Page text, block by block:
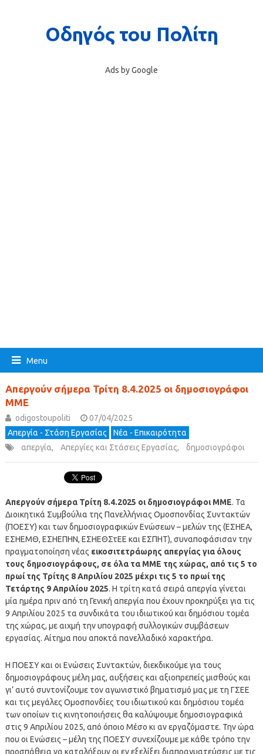
Ads by Google
Menu
Απεργούν σήμερα Τρίτη 8.4.2025 οι δημοσιογράφοι
ΜΜΕ
odigostoupoliti
07/04/2025
Απεργία - Στάση Εργασίας
Νέα - Επικαιρότητα
απεργία, Απεργίες και Στάσεις Εργασίας, δημοσιογράφοι
Απεργούν σήμερα Τρίτη 8.4.2025 οι δημοσιογράφοι ΜΜΕ. Τα
Διοικητικά Συμβούλια της Πανελλήνιας Ομοσπονδίας Συντακτών
(ΠΟΕΣΥ) και των δημοσιογραφικών Ενώσεων – μελών της (ΕΣΗΕΑ,
ΕΣΗΕΜΘ, ΕΣΗΕΠΗΝ, ΕΣΗΕΘΣτΕΕ και ΕΣΠΗΤ), συναποφάσισαν την
πραγματοποίηση νέας εικοσιτετράωρης απεργίας για όλους
τους δημοσιογράφους, σε όλα τα ΜΜΕ της χώρας, από τις 5 το
πρωί της Τρίτης 8 Απριλίου 2025 μέχρι τις 5 το πρωί της
Τετάρτης 9 Απριλίου 2025. Η τρίτη κατά σειρά απεργία γίνεται
μία ημέρα πριν από τη Γενική απεργία που έχουν προκηρύξει για τις
9 Απριλίου 2025 τα συνδικάτα του ιδιωτικού και δημόσιου τομέα
της χώρας, με αιχμή την υπογραφή συλλογικών συμβάσεων
εργασίας. Αίτημα που αποκτά πανελλαδικό χαρακτήρα.
Η ΠΟΕΣΥ και οι Ενώσεις Συντακτών, διεκδικούμε για τους
δημοσιογράφους μέλη μας, αυξήσεις και αξιοπρεπείς μισθούς και
γι’ αυτό συντονίζουμε τον αγωνιστικό βηματισμό μας με τη ΓΣΕΕ
και τις μεγάλες Ομοσπονδίες του ιδιωτικού και δημόσιου τομέα
των οποίων τις κινητοποιήσεις θα καλύψουμε δημοσιογραφικά
στις 9 Απριλίου 2025, από όποιο Μέσο κι αν εργαζόμαστε. Την ώρα
που οι Ενώσεις – μέλη της ΠΟΕΣΥ συνεχίζουμε με κάθε τρόπο την
προσπάθεια να καταλήξουν οι εν εξελίξει διαπραγματεύσεις με τις